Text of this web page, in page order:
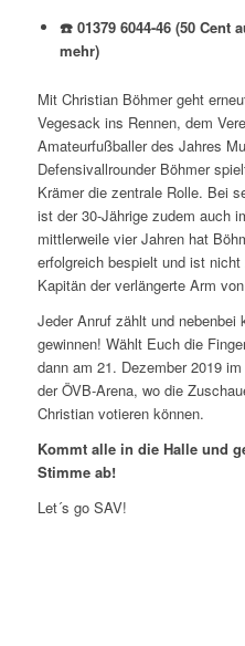
☎️01379 6044-46 (50 Cent
mehr)
Mit Christian Böhmer geht
Vegesack ins Rennen, dem
Amateurfußballer des Jahres
Defensivallrounder Böhmer
Krämer die zentrale Rolle. Bei
ist der 30-Jährige zudem auch
mittlerweile vier Jahren hat
erfolgreich bespielt und ist
Kapitän der verlängerte Arm
Jeder Anruf zählt und nebenbei
gewinnen! Wählt Euch die
dann am 21. Dezember 2019
der ÖVB-Arena, wo die
Christian votieren können.
Kommt alle in die Halle und
Stimme ab!
Let´s go SAV!